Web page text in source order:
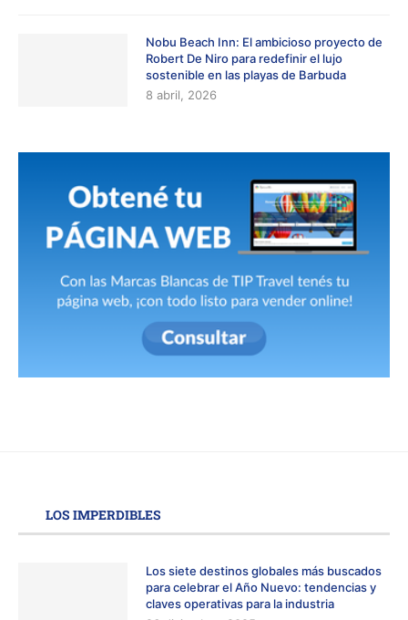
Nobu Beach Inn: El ambicioso proyecto de
Robert De Niro para redefinir el lujo
sostenible en las playas de Barbuda
8 abril, 2026
LOS IMPERDIBLES
Los siete destinos globales más buscados
para celebrar el Año Nuevo: tendencias y
claves operativas para la industria